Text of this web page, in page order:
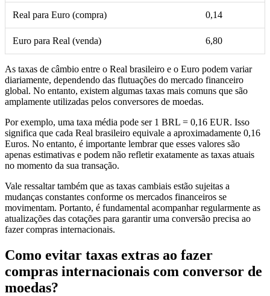
Real para Euro (compra) 0,14
Euro para Real (venda) 6,80
As taxas de câmbio entre o Real brasileiro e o Euro podem variar
diariamente, dependendo das flutuações do mercado financeiro
global. No entanto, existem algumas taxas mais comuns que são
amplamente utilizadas pelos conversores de moedas.
Por exemplo, uma taxa média pode ser 1 BRL = 0,16 EUR. Isso
significa que cada Real brasileiro equivale a aproximadamente 0,16
Euros. No entanto, é importante lembrar que esses valores são
apenas estimativas e podem não refletir exatamente as taxas atuais
no momento da sua transação.
Vale ressaltar também que as taxas cambiais estão sujeitas a
mudanças constantes conforme os mercados financeiros se
movimentam. Portanto, é fundamental acompanhar regularmente as
atualizações das cotações para garantir uma conversão precisa ao
fazer compras internacionais.
Como evitar taxas extras ao fazer
compras internacionais com conversor de
moedas?